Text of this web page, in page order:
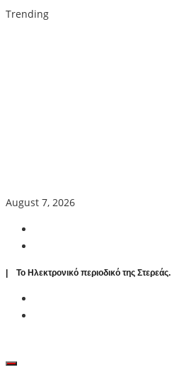
Trending
August 7, 2026
| To Ηλεκτρονικό περιοδικό της Στερεάς.